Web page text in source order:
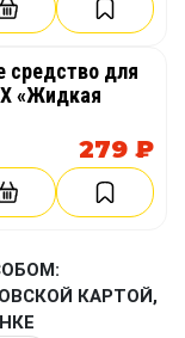
средство для
«Жидкая
279 ₽
КАРТОЙ,